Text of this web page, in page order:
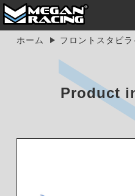
ホーム フロントスタビ
Product